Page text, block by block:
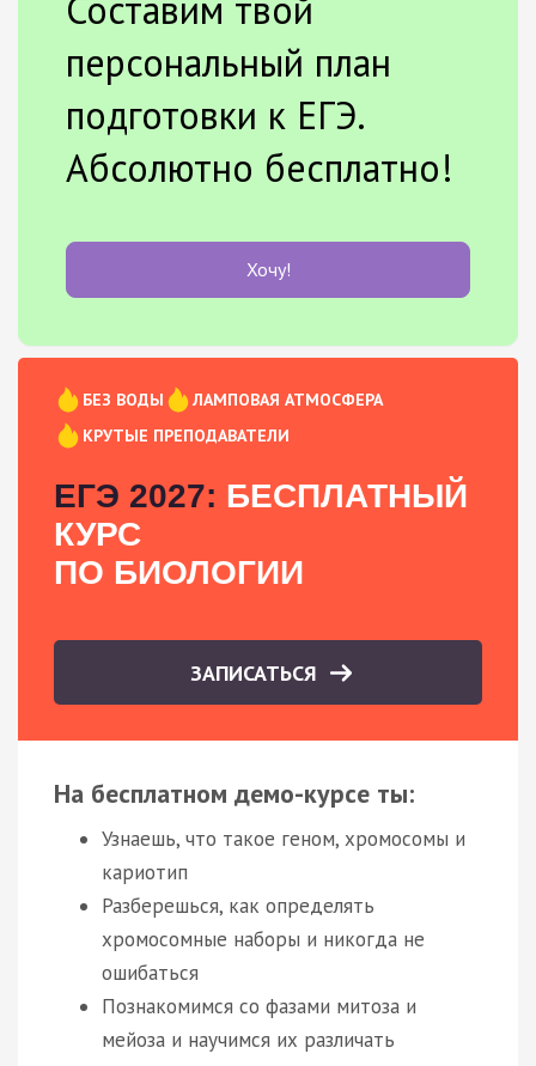
Составим твой
персональный план
подготовки к ЕГЭ.
Абсолютно бесплатно!
Хочу!
БЕЗ ВОДЫ
ЛАМПОВАЯ АТМОСФЕРА
КРУТЫЕ ПРЕПОДАВАТЕЛИ
ЕГЭ 2027: БЕСПЛАТНЫЙ
КУРС
ПО БИОЛОГИИ
ЗАПИСАТЬСЯ
На бесплатном демо-курсе ты:
Узнаешь, что такое геном, хромосомы и
кариотип
Разберешься, как определять
хромосомные наборы и никогда не
ошибаться
Познакомимся со фазами митоза и
мейоза и научимся их различать